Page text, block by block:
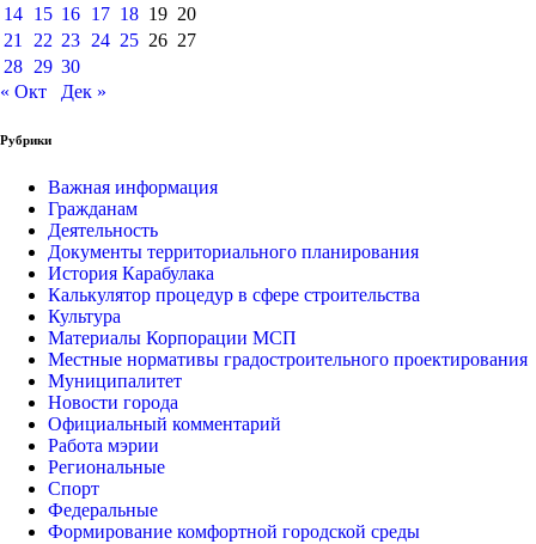
14 15 16 17 18 19 20
21
22 23 24 25 26 27
28 29 30
« Окт
Дек »
Рубрики
Важная информация
Гражданам
Деятельность
Документы территориального планирования
История Карабулака
Калькулятор процедур в сфере строительства
Культура
Материалы Корпорации МСП
Местные нормативы градостроительного проектирования
Муниципалитет
Новости города
Официальный комментарий
Работа мэрии
Региональные
Спорт
Федеральные
Формирование комфортной городской среды